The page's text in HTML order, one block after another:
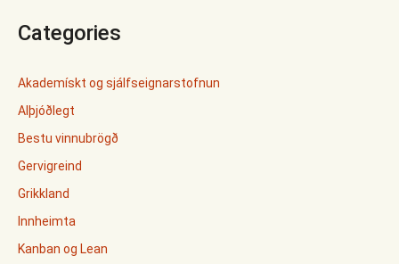
Categories
Akademískt og sjálfseignarstofnun
Alþjóðlegt
Bestu vinnubrögð
Gervigreind
Grikkland
Innheimta
Kanban og Lean